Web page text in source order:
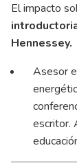
El impacto
Hennessey.
Asesor
escritor.